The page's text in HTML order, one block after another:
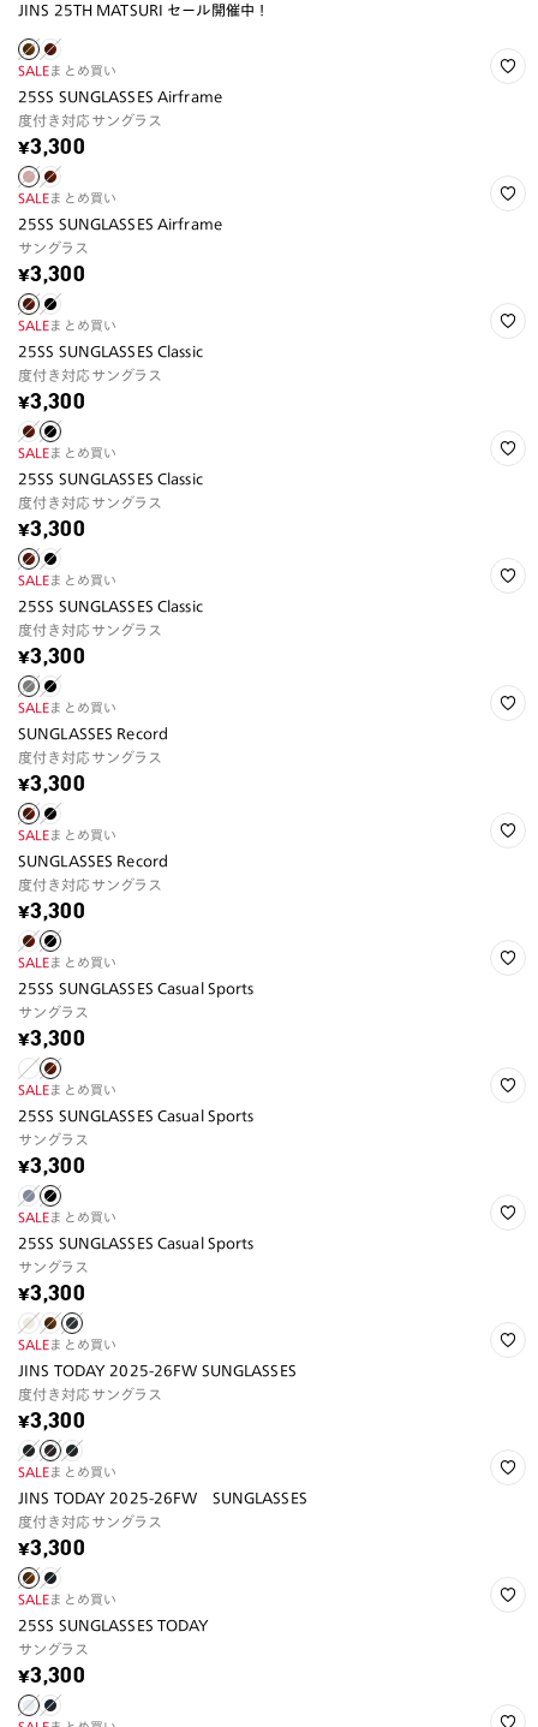
JINS 25TH MATSURI セール開催中！
SALEまとめ買い
25SS SUNGLASSES Airframe
度付き対応サングラス
¥3,300
SALEまとめ買い
25SS SUNGLASSES Airframe
サングラス
¥3,300
SALEまとめ買い
25SS SUNGLASSES Classic
度付き対応サングラス
¥3,300
SALEまとめ買い
25SS SUNGLASSES Classic
度付き対応サングラス
¥3,300
SALEまとめ買い
25SS SUNGLASSES Classic
度付き対応サングラス
¥3,300
SALEまとめ買い
SUNGLASSES Record
度付き対応サングラス
¥3,300
SALEまとめ買い
SUNGLASSES Record
度付き対応サングラス
¥3,300
SALEまとめ買い
25SS SUNGLASSES Casual Sports
サングラス
¥3,300
SALEまとめ買い
25SS SUNGLASSES Casual Sports
サングラス
¥3,300
SALEまとめ買い
25SS SUNGLASSES Casual Sports
サングラス
¥3,300
SALEまとめ買い
JINS TODAY 2025-26FW SUNGLASSES
度付き対応サングラス
¥3,300
SALEまとめ買い
JINS TODAY 2025-26FW SUNGLASSES
度付き対応サングラス
¥3,300
SALEまとめ買い
25SS SUNGLASSES TODAY
サングラス
¥3,300